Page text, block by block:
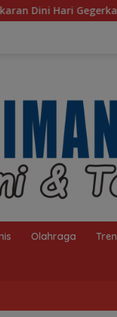
Kelayan B, Dua
Olahraga